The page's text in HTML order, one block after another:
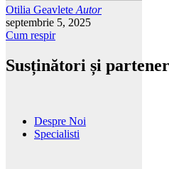
Otilia Geavlete Autor
septembrie 5, 2025
Cum respir
Susținători și
Despre Noi
Specialisti